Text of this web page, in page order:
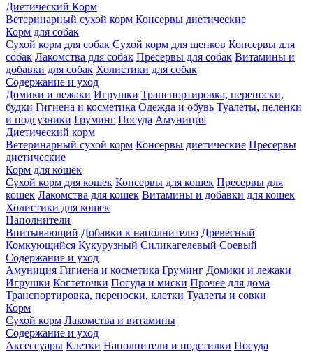
Диетический Корм
Ветеринарный сухой корм Консервы диетические
Корм для собак
Сухой корм для собак Сухой корм для щенков Консервы для
собак Лакомства для собак Пресервы для собак Витамины и
добавки для собак Холистики для собак
Содержание и уход
Домики и лежаки Игрушки Транспортировка, переноски,
будки Гигиена и косметика Одежда и обувь Туалеты, пеленки
и подгузники Груминг Посуда Амуниция
Диетический корм
Ветеринарный сухой корм Консервы диетические Пресервы
диетические
Корм для кошек
Сухой корм для кошек Консервы для кошек Пресервы для
кошек Лакомства для кошек Витамины и добавки для кошек
Холистики для кошек
Наполнители
Впитывающий Добавки к наполнителю Древесный
Комкующийся Кукурузный Силикагелевый Соевый
Содержание и уход
Амуниция Гигиена и косметика Груминг Домики и лежаки
Игрушки Когтеточки Посуда и миски Прочее для дома
Транспортировка, переноски, клетки Туалеты и совки
Корм
Сухой корм Лакомства и витамины
Содержание и уход
Аксессуары Клетки Наполнители и подстилки Посуда